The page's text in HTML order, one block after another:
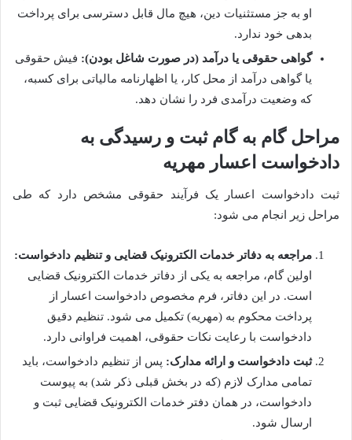
او به جز مستثنیات دین، هیچ مال قابل دسترسی برای پرداخت
بدهی خود ندارد.
گواهی حقوقی یا درآمد (در صورت شاغل بودن): فیش حقوقی
یا گواهی درآمد از محل کار، یا اظهارنامه مالیاتی برای کسبه،
که وضعیت درآمدی فرد را نشان دهد.
مراحل گام به گام ثبت و رسیدگی به
دادخواست اعسار مهریه
ثبت دادخواست اعسار یک فرآیند حقوقی مشخص دارد که طی
مراحل زیر انجام می شود:
مراجعه به دفاتر خدمات الکترونیک قضایی و تنظیم دادخواست:
اولین گام، مراجعه به یکی از دفاتر خدمات الکترونیک قضایی
است. در این دفاتر، فرم مخصوص دادخواست اعسار از
پرداخت محکوم به (مهریه) تکمیل می شود. تنظیم دقیق
دادخواست با رعایت نکات حقوقی، اهمیت فراوانی دارد.
ثبت دادخواست و ارائه مدارک: پس از تنظیم دادخواست، باید
تمامی مدارک لازم (که در بخش قبلی ذکر شد) به پیوست
دادخواست، در همان دفتر خدمات الکترونیک قضایی ثبت و
ارسال شود.